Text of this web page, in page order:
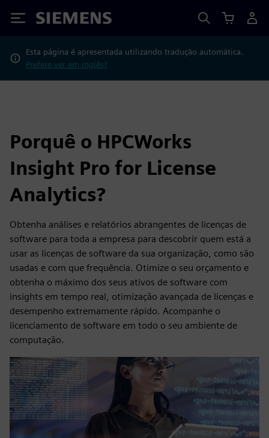
Siemens
Esta página é apresentada utilizando tradução automática.
Prefere ver em inglês?
Porquê o HPCWorks
Insight Pro for License
Analytics?
Obtenha análises e relatórios abrangentes de licenças de
software para toda a empresa para descobrir quem está a
usar as licenças de software da sua organização, como são
usadas e com que frequência. Otimize o seu orçamento e
obtenha o máximo dos seus ativos de software com
insights em tempo real, otimização avançada de licenças e
desempenho extremamente rápido. Acompanhe o
licenciamento de software em todo o seu ambiente de
computação.